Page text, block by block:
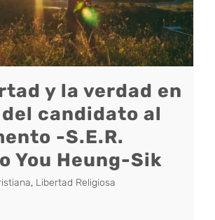
y la verdad en
candidato al
-S.E.R.
You Heung-Sik
, Libertad Religiosa